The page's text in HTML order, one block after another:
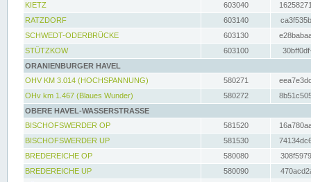
KIETZ
603040
RATZDORF
603140
SCHWEDT-ODERBRÜCKE
603130
STÜTZKOW
603100
ORANIENBURGER HAVEL
OHV KM 3.014 (HOCHSPANNUNG)
580271
OHv km 1.467 (Blaues Wunder)
580272
OBERE HAVEL-WASSERSTRASSE
BISCHOFSWERDER OP
581520
BISCHOFSWERDER UP
581530
BREDEREICHE OP
580080
BREDEREICHE UP
580090